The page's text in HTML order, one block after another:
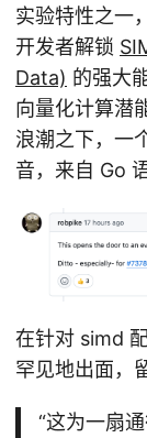
实验特性之一
开发者解锁
Data) 的强大
向量化计算潜
浪潮之下，一
音，来自 Go
在针对 simd
罕见地出面，
“这为一扇